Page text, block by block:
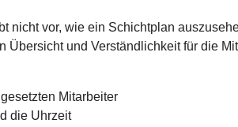
nicht vor, wie ein Schichtplan
Übersicht und Verständlichkeit für die
Mitarbeiter
die Uhrzeit